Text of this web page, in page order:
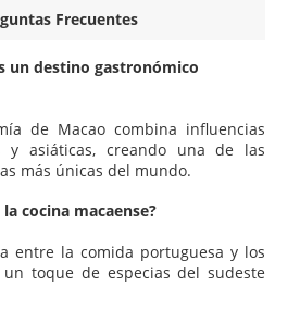
Frecuentes
un destino gastronómico
de Macao combina influencias
y asiáticas, creando una de las
más únicas del mundo.
cocina macaense?
entre la comida portuguesa y los
toque de especias del sudeste